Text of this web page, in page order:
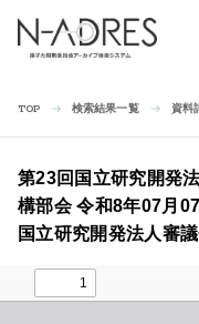
TOP 検索結果一覧 資料
第23回国立研究開発
構部会 令和8年07月
国立研究開発法人審